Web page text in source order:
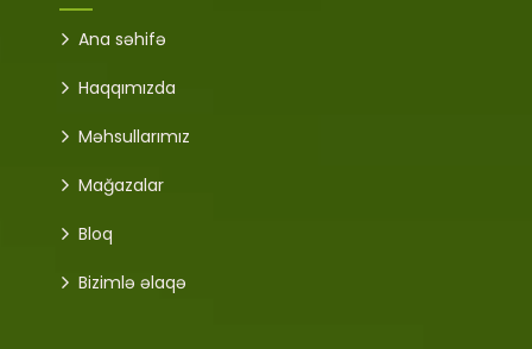
Ana səhifə
Haqqımızda
Məhsullarımız
Mağazalar
Bloq
Bizimlə əlaqə